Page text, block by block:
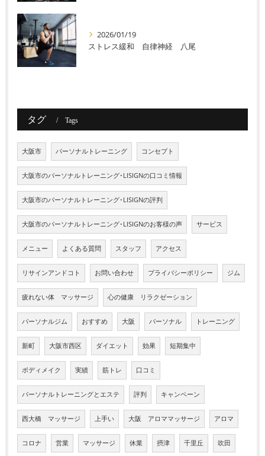
2026/01/19
ストレス緩和 自律神経 八尾
タグ Tags
大阪市 パーソナルトレーニング コンセプト
大阪市のパーソナルトレーニング･LISIGNの口コミ情報
大阪市のパーソナルトレーニング･LISIGNの評判
大阪市のパーソナルトレーニング･LISIGNのお客様の声 サービス
メニュー よくある質問 スタッフ アクセス
リサインアンドコト お問い合わせ プライバシーポリシー ジム
疲れない体 マッサージ 心の健康 リラクゼーション
パーソナルジム おすすめ 大阪 パーソナル トレーニング
新町 大阪市西区 ダイエット 効果 短期集中
ボディメイク 実績 筋トレ 口コミ
パーソナルトレーニングとエステ 評判 キャンペーン
西大橋 マッサージ 上手い 大阪 アロママッサージ アロマ
コロナ 営業 マッサージ 休業 摂津 千里丘 吹田